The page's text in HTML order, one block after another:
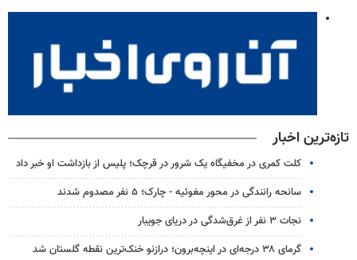
تازه‌ترین اخبار
کلت کمری در مخفیگاه یک شرور در قرچک؛ پلیس از بازداشت او خبر داد
سانحه رانندگی در محور مغوئیه - چارک؛ ۵ نفر مصدوم شدند
نجات ۳ نفر از غرق‌شدگی در دریای جویبار
گرمای ۳۸ درجه‌ای در اینچه‌برون؛ درازنو خنک‌ترین نقطه گلستان شد